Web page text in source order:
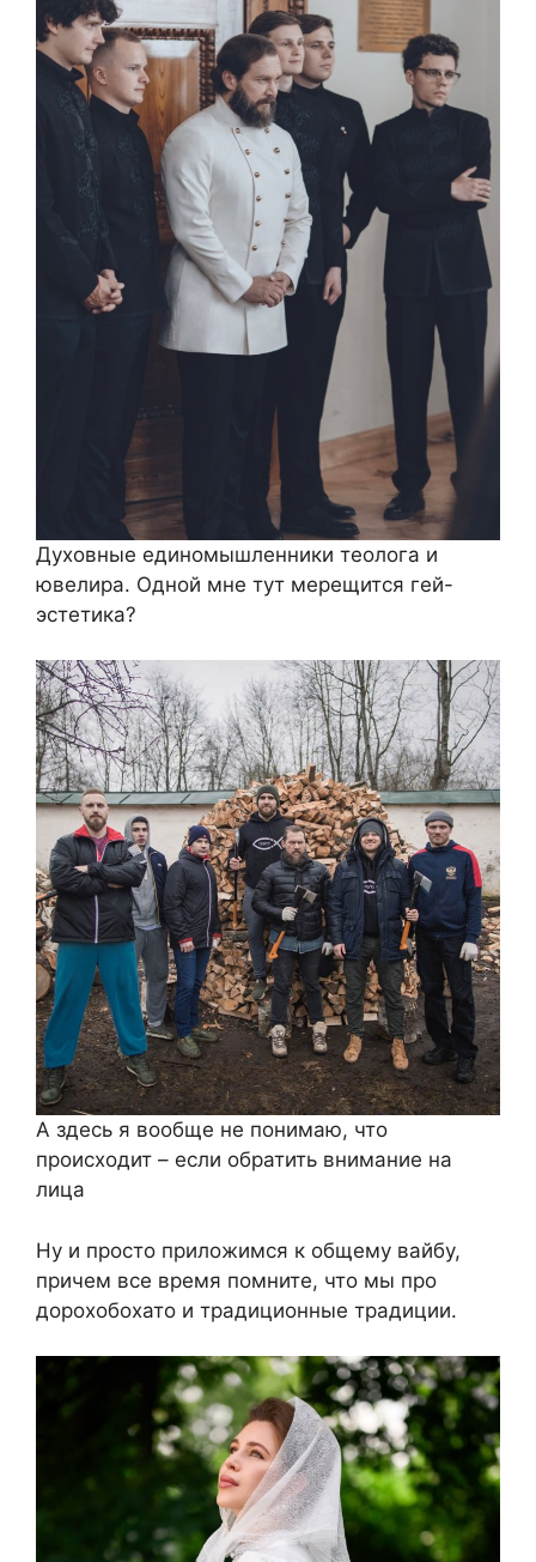
Духовные единомышленники теолога и
ювелира. Одной мне тут мерещится гей-
эстетика?
А здесь я вообще не понимаю, что
происходит – если обратить внимание на
лица
Ну и просто приложимся к общему вайбу,
причем все время помните, что мы про
дорохобохато и традиционные традиции.